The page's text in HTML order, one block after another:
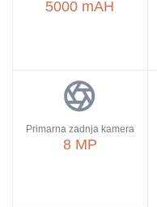
5000 mAH
Primarna zadnja kamera
8 MP